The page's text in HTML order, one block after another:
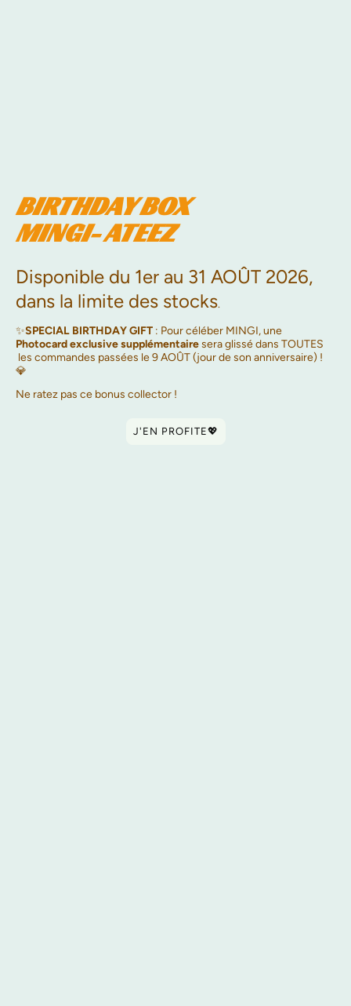
BIRTHDAY BOX
MINGI- ATEEZ
Disponible du 1er au 31 AOÛT 2026,
dans la limite des stocks.
✨SPECIAL BIRTHDAY GIFT : Pour céléber MINGI, une
Photocard exclusive supplémentairesera glissé dans TOUTES
les commandes passées le 9 AOÛT (jour de son anniversaire) !
💎
Ne ratez pas ce bonus collector !
J'EN PROFITE💖